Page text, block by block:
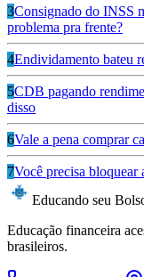
3Consignado do INSS
problema pra frente?
4Endividamento bateu
5CDB pagando
disso
6Vale a pena comprar
7Você precisa bloquear
Educando seu
Educação financeira
brasileiros.